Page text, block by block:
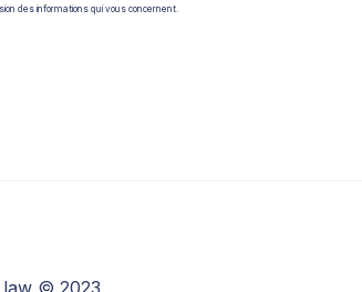
des informations qui vous concernent.